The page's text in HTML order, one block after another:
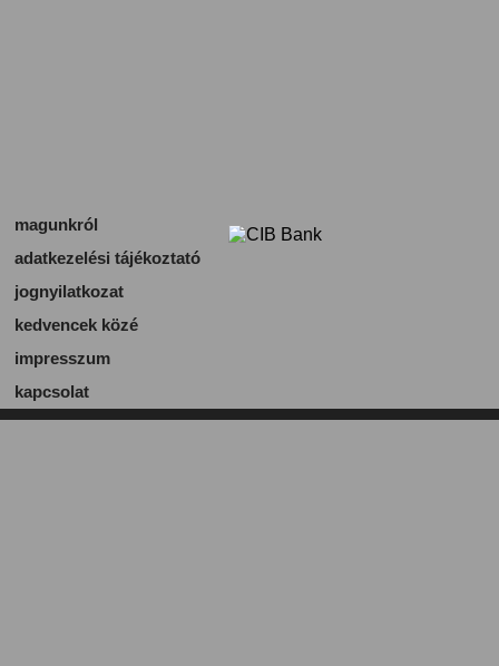
magunkról
adatkezelési tájékoztató
jognyilatkozat
kedvencek közé
impresszum
kapcsolat